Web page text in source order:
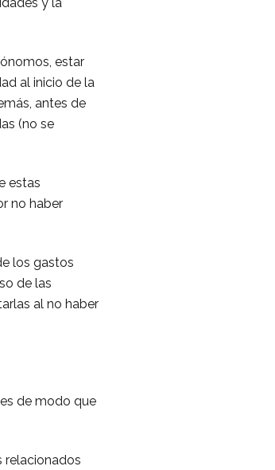
y la
estar
al inicio de la
antes de
(no se
estas
no haber
los gastos
de las
al no haber
de modo que
relacionados